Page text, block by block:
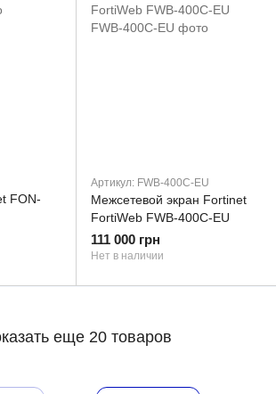
FON-
Артикул: FWB-400C-EU
Межсетевой экран Fortinet
FortiWeb FWB-400C-EU
111 000 грн
Нет в наличии
еще 20 товаров